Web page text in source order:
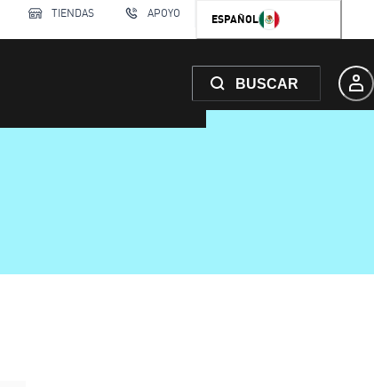
TIENDAS APOYO ESPAÑOL
BUSCAR